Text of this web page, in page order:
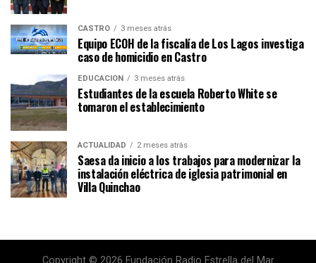
CASTRO 3 meses atrás
Equipo ECOH de la fiscalía de Los Lagos investiga
caso de homicidio en Castro
EDUCACIÓN 3 meses atrás
Estudiantes de la escuela Roberto White se
tomaron el establecimiento
ACTUALIDAD 2 meses atrás
Saesa da inicio a los trabajos para modernizar la
instalación eléctrica de iglesia patrimonial en
Villa Quinchao